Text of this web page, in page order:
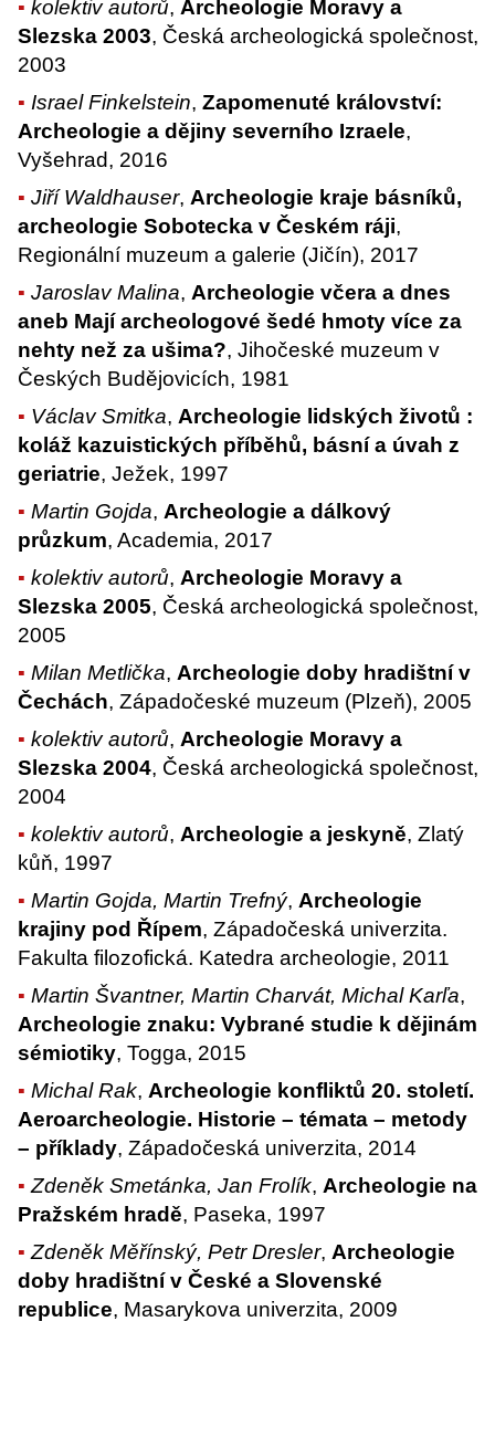
kolektiv autorů,Archeologie Moravy a
Slezska 2003, Česká archeologická společnost,
2003
Israel Finkelstein,Zapomenuté království:
Archeologie a dějiny severního Izraele,
Vyšehrad, 2016
Jiří Waldhauser,Archeologie kraje básníků,
archeologie Sobotecka v Českém ráji,
Regionální muzeum a galerie (Jičín), 2017
Jaroslav Malina,Archeologie včera a dnes
aneb Mají archeologové šedé hmoty více za
nehty než za ušima?, Jihočeské muzeum v
Českých Budějovicích, 1981
Václav Smitka,Archeologie lidských životů :
koláž kazuistických příběhů, básní a úvah z
geriatrie, Ježek, 1997
Martin Gojda,Archeologie a dálkový
průzkum, Academia, 2017
kolektiv autorů,Archeologie Moravy a
Slezska 2005, Česká archeologická společnost,
2005
Milan Metlička,Archeologie doby hradištní v
Čechách, Západočeské muzeum (Plzeň), 2005
kolektiv autorů,Archeologie Moravy a
Slezska 2004, Česká archeologická společnost,
2004
kolektiv autorů,Archeologie a jeskyně, Zlatý
kůň, 1997
Martin Gojda, Martin Trefný,Archeologie
krajiny pod Řípem, Západočeská univerzita.
Fakulta filozofická. Katedra archeologie, 2011
Martin Švantner, Martin Charvát, Michal Karľa,
Archeologie znaku: Vybrané studie k dějinám
sémiotiky, Togga, 2015
Michal Rak,Archeologie konfliktů 20. století.
Aeroarcheologie. Historie – témata – metody
– příklady, Západočeská univerzita, 2014
Zdeněk Smetánka, Jan Frolík,Archeologie na
Pražském hradě, Paseka, 1997
Zdeněk Měřínský, Petr Dresler,Archeologie
doby hradištní v České a Slovenské
republice, Masarykova univerzita, 2009